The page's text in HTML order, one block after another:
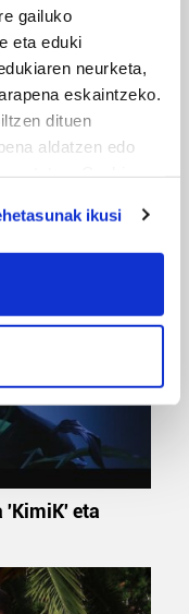
gailuko
eta eduki
neurketa,
eskaintzeko.
dituen
aldatzen edo
geographical
scanning it for
data is processed
section.
besteak beste,
iragarki eta eduki
eta edukia
biltzeko eta
ikusi
'KimiK' eta